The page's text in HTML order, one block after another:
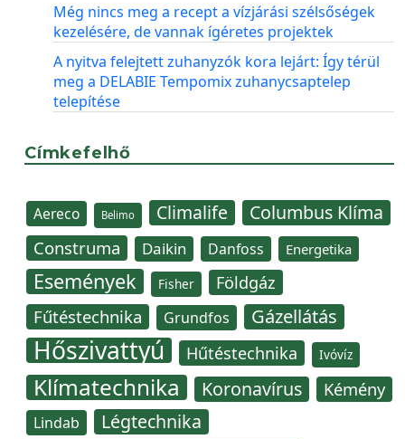
Még nincs meg a recept a vízjárási szélsőségek
kezelésére, de vannak ígéretes projektek
A nyitva felejtett zuhanyzók kora lejárt: Így térül
meg a DELABIE Tempomix zuhanycsaptelep
telepítése
Címkefelhő
Aereco Belimo Climalife Columbus Klíma
Construma Daikin Danfoss Energetika
Események Fisher Földgáz
Fűtéstechnika Grundfos Gázellátás
Hőszivattyú Hűtéstechnika Ivóvíz
Klímatechnika Koronavírus Kémény
Lindab Légtechnika